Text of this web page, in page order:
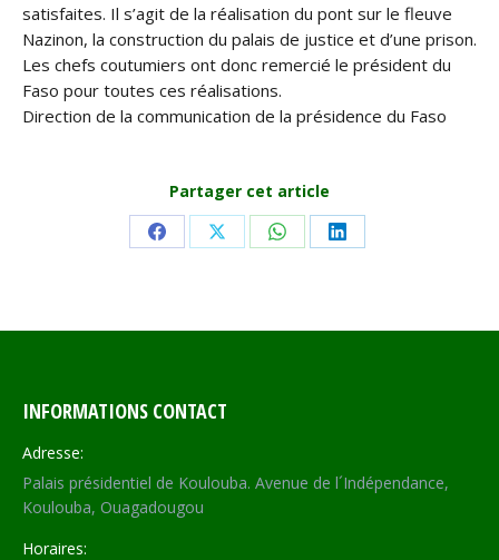
satisfaites. Il s’agit de la réalisation du pont sur le fleuve
Nazinon, la construction du palais de justice et d’une prison.
Les chefs coutumiers ont donc remercié le président du
Faso pour toutes ces réalisations.
Direction de la communication de la présidence du Faso
Partager cet article
Share Share Share Share
INFORMATIONS CONTACT
Adresse:
Palais présidentiel de Koulouba. Avenue de l´Indépendance,
Koulouba, Ouagadougou
Horaires: